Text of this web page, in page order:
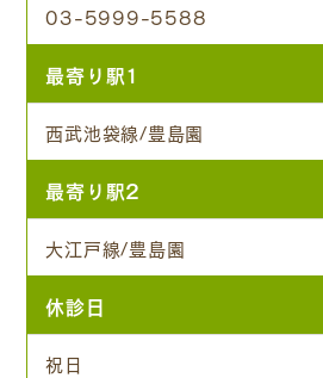
03-5999-5588
最寄り駅1
西武池袋線/豊島園
最寄り駅2
大江戸線/豊島園
休診日
祝日